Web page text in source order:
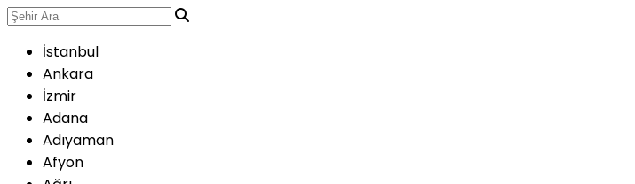
İstanbul
Ankara
İzmir
Adana
Adıyaman
Afyon